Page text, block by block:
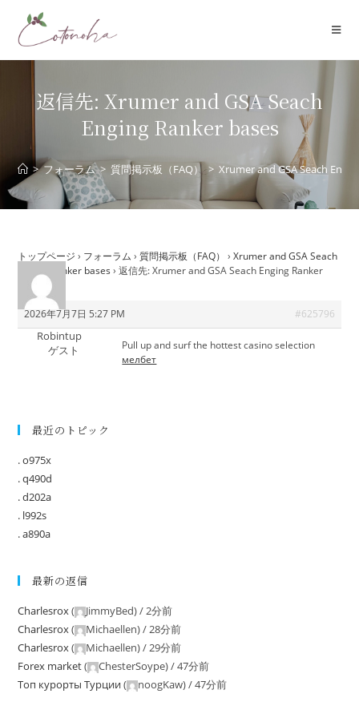
プ
返信先: Xrumer and GSA Seach
Enging Ranker bases
> フォーラム > 質問掲示板（FAQ） > Xrumer and GSA Seach
トップページ › フォーラム › 質問掲示板（FAQ） › Xrumer and GSA Seach
Enging Ranker bases › 返信先: Xrumer and GSA Seach Enging Ranker
bases
2026年7月7日 5:27 PM #625796
Robintup
ゲスト
Pull up and surf the hottest casino selection
мелбет
最近のトピック
. o975x
. q490d
. d202a
. l992s
. a890a
最新の返信
Charlesrox( JimmyBed) /2分前
Charlesrox( Michaellen) /28分前
Charlesrox( Michaellen) /29分前
Forex market( ChesterSoype) /47分前
Tоп курорты Tурции( noogKaw) /47分前